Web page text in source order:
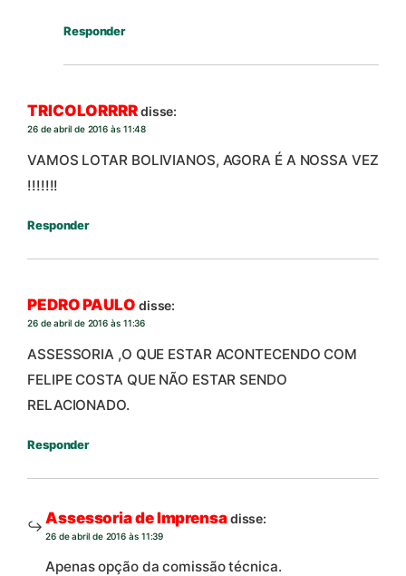
Responder
TRICOLORRRRdisse:
26 de abril de 2016 às 11:48
VAMOS LOTAR BOLIVIANOS, AGORA É A NOSSA VEZ
!!!!!!!
Responder
PEDRO PAULO disse:
26 de abril de 2016 às 11:36
ASSESSORIA ,O QUE ESTAR ACONTECENDO COM
FELIPE COSTA QUE NÃO ESTAR SENDO
RELACIONADO.
Responder
Assessoria de Imprensadisse:
26 de abril de 2016 às 11:39
Apenas opção da comissão técnica.